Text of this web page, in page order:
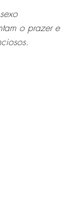
o prazer e